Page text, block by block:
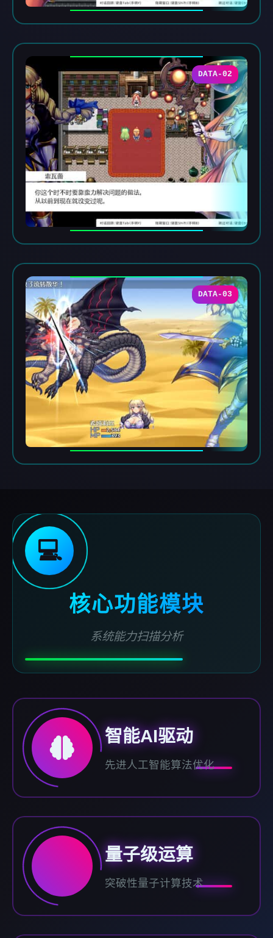
DATA-02
DATA-03
💻
核心功能模块
系统能力扫描分析
智能AI驱动
先进人工智能算法优化
量子级运算
突破性量子计算技术